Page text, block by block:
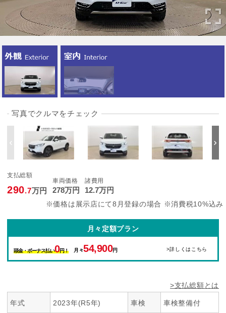
写真でクルマをチェック
支払総額
290.7万円
車両価格
278万円
諸費用
12.7万円
※価格は展示店にて8月登録の場合 ※消費税10%込み
月々定額プラン
頭金・ボーナス払い0円！ 月々54,900円 >詳しくはこちら
>支払総額とは
年式 2023年(R5年) 車検 車検整備付